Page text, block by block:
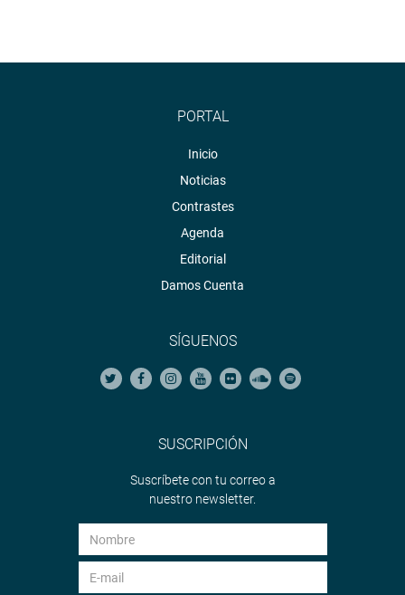
PORTAL
Inicio
Noticias
Contrastes
Agenda
Editorial
Damos Cuenta
SÍGUENOS
SUSCRIPCIÓN
Suscríbete con tu correo a
nuestro newsletter.